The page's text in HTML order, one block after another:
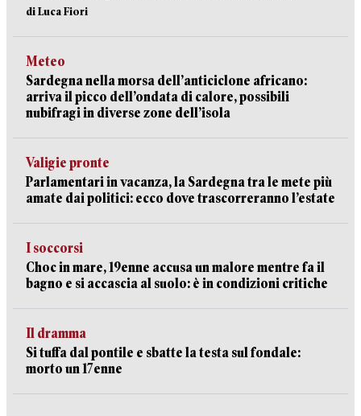
di Luca Fiori
Meteo
Sardegna nella morsa dell’anticiclone africano:
arriva il picco dell’ondata di calore, possibili
nubifragi in diverse zone dell’isola
Valigie pronte
Parlamentari in vacanza, la Sardegna tra le mete più
amate dai politici: ecco dove trascorreranno l’estate
I soccorsi
Choc in mare, 19enne accusa un malore mentre fa il
bagno e si accascia al suolo: è in condizioni critiche
Il dramma
Si tuffa dal pontile e sbatte la testa sul fondale:
morto un 17enne